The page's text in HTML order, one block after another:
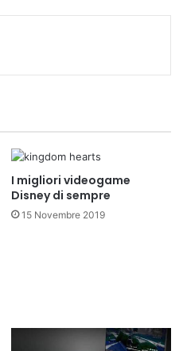
I migliori videogame
Disney di sempre
15 Novembre 2019